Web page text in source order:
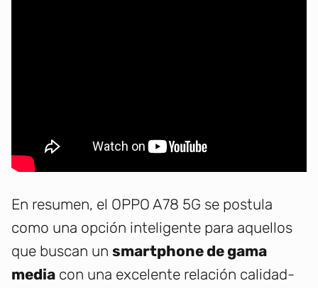
En resumen, el OPPO A78 5G se postula
como una opción inteligente para aquellos
que buscan un smartphone de gama
media con una excelente relación calidad-